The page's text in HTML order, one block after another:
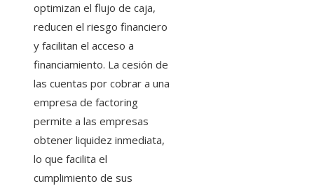
optimizan el flujo de caja,
reducen el riesgo financiero
y facilitan el acceso a
financiamiento. La cesión de
las cuentas por cobrar a una
empresa de factoring
permite a las empresas
obtener liquidez inmediata,
lo que facilita el
cumplimiento de sus